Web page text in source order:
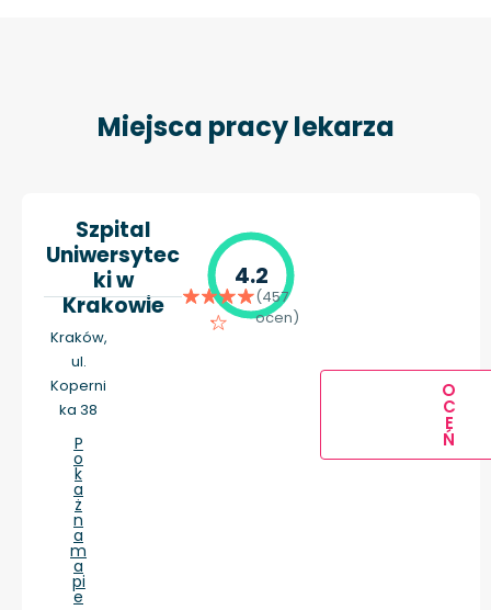
Miejsca pracy lekarza
Szpital
Uniwersytec
ki w
Krakowie
Kraków,
ul.
Koperni
ka 38
P
o
k
a
ż
n
a
m
a
pi
e
4.2
(457
ocen)
O
C
E
Ń